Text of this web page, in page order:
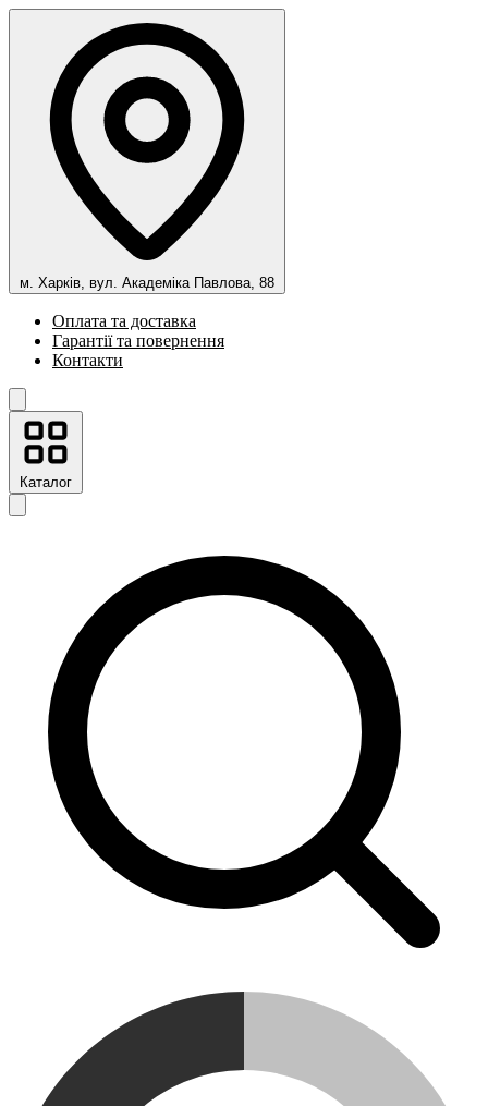
м. Харків, вул. Академіка Павлова, 88
Оплата та доставка
Гарантії та повернення
Контакти
Каталог